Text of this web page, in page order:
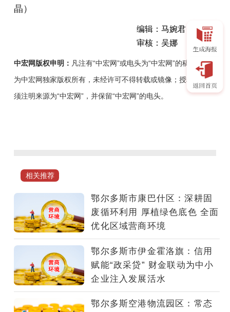
晶）
编辑：马婉君
审核：吴娜
中宏网版权申明： 凡注有“中宏网”或电头为“中宏网”的稿件，均
为中宏网独家版权所有，未经许可不得转载或镜像；授权转载必
须注明来源为“中宏网”，并保留“中宏网”的电头。
尔
斯
鄂
托
克
新
技
相关推荐
鄂尔多斯市康巴什区：深耕固
废循环利用 厚植绿色底色 全面
优化区域营商环境
鄂尔多斯市伊金霍洛旗：信用
赋能“政采贷” 财金联动为中小
企业注入发展活水
鄂尔多斯空港物流园区：常态